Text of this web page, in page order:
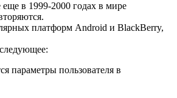
в 1999-2000 годах в мире
платформ Android и BlackBerry,
параметры пользователя в